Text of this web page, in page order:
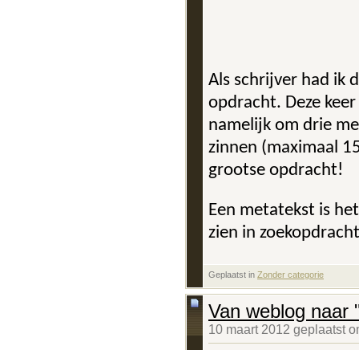
Als schrijver had ik
opdracht. Deze
namelijk om drie
zinnen (maximaal
grootse opdracht!
Een metatekst is
zien in
Geplaatst in Zonder categorie
Van weblog naar
10 maart 2012 geplaatst